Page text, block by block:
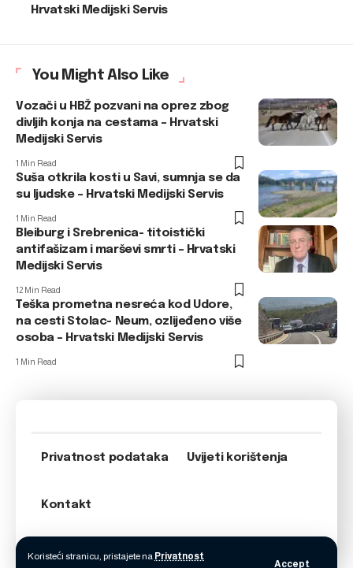
Koristeći stranicu, pristajete na Privatnost
Accept
Hrvatski Medijski Servis
You Might Also Like
Vozači u HBŽ pozvani na oprez zbog
divljih konja na cestama – Hrvatski
Medijski Servis
1 Min Read
Suša otkrila kosti u Savi, sumnja se da
su ljudske – Hrvatski Medijski Servis
1 Min Read
Bleiburg i Srebrenica- titoistički
antifašizam i marševi smrti – Hrvatski
Medijski Servis
12 Min Read
Teška prometna nesreća kod Udore,
na cesti Stolac- Neum, ozlijeđeno više
osoba – Hrvatski Medijski Servis
1 Min Read
Privatnost podataka Uvijeti korištenja
Kontakt